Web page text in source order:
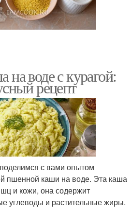
воде с курагой:
рецепт
с вами опытом
пшенной каши на воде. Эта каша
и кожи, она содержит
углеводы и растительные жиры.